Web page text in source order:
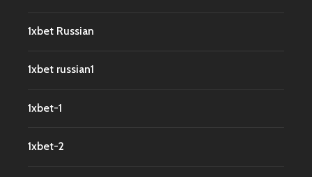
1xbet Russian
1xbet russian1
1xbet-1
1xbet-2